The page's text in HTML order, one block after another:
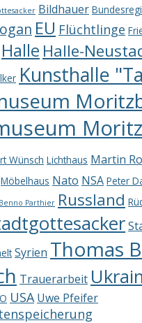
Bildhauer
EU Flüchtlinge
Halle Halle-
Kunsthalle
Wünsch Lichthaus Martin
Möbelhaus Nato NSA Peter
Parthier Russland
Syrien Thomas
Trauerarbeit
USA Uwe Pfeifer